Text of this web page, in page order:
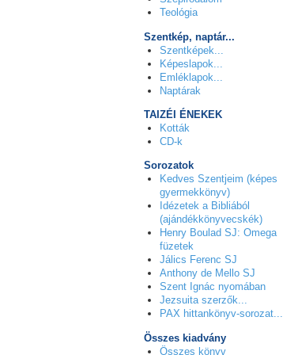
Teológia
Szentkép, naptár...
Szentképek...
Képeslapok...
Emléklapok...
Naptárak
TAIZÉI ÉNEKEK
Kották
CD-k
Sorozatok
Kedves Szentjeim (képes
gyermekkönyv)
Idézetek a Bibliából
(ajándékkönyvecskék)
Henry Boulad SJ: Omega
füzetek
Jálics Ferenc SJ
Anthony de Mello SJ
Szent Ignác nyomában
Jezsuita szerzők...
PAX hittankönyv-sorozat...
Összes kiadvány
Összes könyv